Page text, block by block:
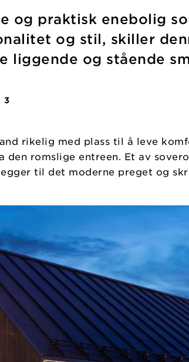
og praktisk enebolig
og stil, skiller
liggende og stående
3
rikelig med plass til å leve
den romslige entreen. Et av
til det moderne preget og